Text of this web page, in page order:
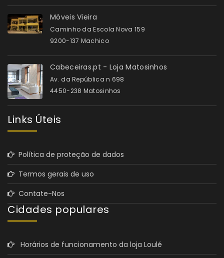
Móveis Vieira
Caminho da Escola Nova 159
9200-137 Machico
Cabeceiras.pt - Loja Matosinhos
Av. da República n 698
4450-238 Matosinhos
Links Úteis
Política de proteção de dados
Termos gerais de uso
Contate-Nos
Cidades populares
Horários de funcionamento da loja Loulé